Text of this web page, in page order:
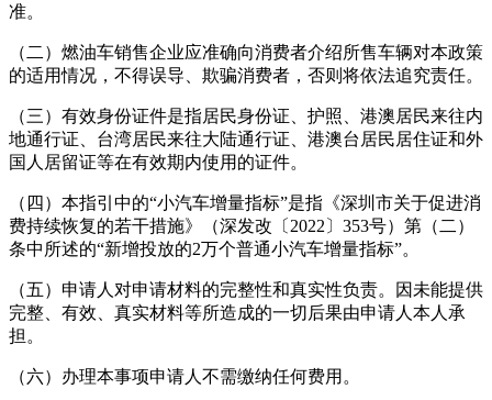
准。
（二）燃油车销售企业应准确向消费者介绍所售车辆对本政策
的适用情况，不得误导、欺骗消费者，否则将依法追究责任。
（三）有效身份证件是指居民身份证、护照、港澳居民来往内
地通行证、台湾居民来往大陆通行证、港澳台居民居住证和外
国人居留证等在有效期内使用的证件。
（四）本指引中的“小汽车增量指标”是指《深圳市关于促进消
费持续恢复的若干措施》（深发改〔2022〕353号）第（二）
条中所述的“新增投放的2万个普通小汽车增量指标”。
（五）申请人对申请材料的完整性和真实性负责。因未能提供
完整、有效、真实材料等所造成的一切后果由申请人本人承
担。
（六）办理本事项申请人不需缴纳任何费用。